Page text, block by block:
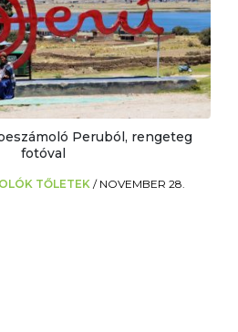
Peruból, rengeteg
fotóval
TŐLETEK/ NOVEMBER 28.